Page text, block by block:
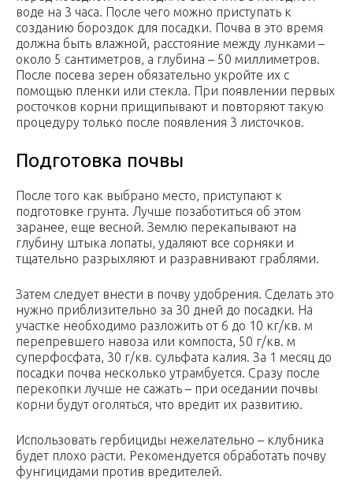
воде на 3 часа. После чего можно приступать к
созданию бороздок для посадки. Почва в это время
должна быть влажной, расстояние между лунками –
около 5 сантиметров, а глубина – 50 миллиметров.
После посева зерен обязательно укройте их с
помощью пленки или стекла. При появлении первых
росточков корни прищипывают и повторяют такую
процедуру только после появления 3 листочков.
Подготовка почвы
После того как выбрано место, приступают к
подготовке грунта. Лучше позаботиться об этом
заранее, еще весной. Землю перекапывают на
глубину штыка лопаты, удаляют все сорняки и
тщательно разрыхляют и разравнивают граблями.
Затем следует внести в почву удобрения. Сделать это
нужно приблизительно за 30 дней до посадки. На
участке необходимо разложить от 6 до 10 кг/кв. м
перепревшего навоза или компоста, 50 г/кв. м
суперфосфата, 30 г/кв. сульфата калия. За 1 месяц до
посадки почва несколько утрамбуется. Сразу после
перекопки лучше не сажать – при оседании почвы
корни будут оголяться, что вредит их развитию.
Использовать гербициды нежелательно – клубника
будет плохо расти. Рекомендуется обработать почву
фунгицидами против вредителей.